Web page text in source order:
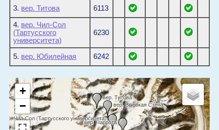
3. вер. Титова 6113
4. вер. Чил-Сол
(Тартусского
университета)
6230
5. вер. Юбилейная 6242
вер. Высокая Стена
вер. Паррота
вер. Титова
вер. Чил-Сол (Тартусского университета)
+
−